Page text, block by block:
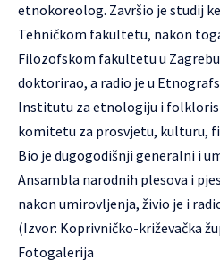
etnokoreolog. Završio je studij
Tehničkom fakultetu, nakon
Filozofskom fakultetu u
doktorirao, a radio je u
Institutu za etnologiju i
komitetu za prosvjetu, kulturu,
Bio je dugogodišnji generalni i
Ansambla narodnih plesova i
nakon umirovljenja, živio je i
(Izvor: Koprivničko-križevačka
Fotogalerija